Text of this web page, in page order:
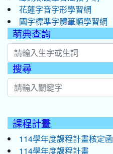
花蓮字音字形學習網
國字標準字體筆順學習網
萌典查詢
搜尋
課程計畫
114學年度課程計畫核定函
114學年度課程計畫